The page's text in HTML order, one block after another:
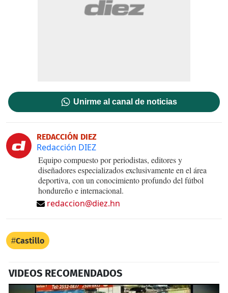
Unirme al canal de noticias
REDACCIÓN DIEZ
Redacción DIEZ
Equipo compuesto por periodistas, editores y
diseñadores especializados exclusivamente en el área
deportiva, con un conocimiento profundo del fútbol
hondureño e internacional.
redaccion@diez.hn
Castillo
VIDEOS RECOMENDADOS